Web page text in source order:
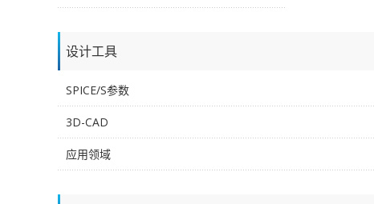
设计工具
SPICE/S参数
3D-CAD
应用领域